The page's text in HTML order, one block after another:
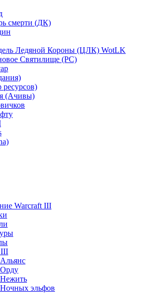
смерти (ДК)
Ледяной Короны (ЦЛК) WotLK
Святилище (РС)
(Ачивы)
Warcraft III
III
эльфов